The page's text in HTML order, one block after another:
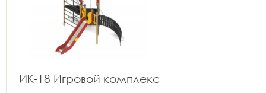
ИК-18 Игровой комплекс